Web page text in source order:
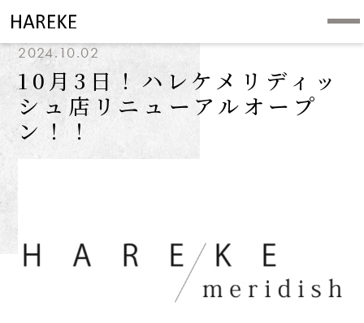
2024.10.02
10月3日！ハレケメリディッ
シュ店リニューアルオープ
ン！！